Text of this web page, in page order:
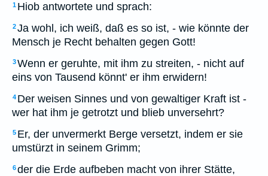
1 Hiob antwortete und sprach:
2Ja wohl, ich weiß, daß es so ist, - wie könnte der
Mensch je Recht behalten gegen Gott!
3Wenn er geruhte, mit ihm zu streiten, - nicht auf
eins von Tausend könnt' er ihm erwidern!
4 Der weisen Sinnes und von gewaltiger Kraft ist -
wer hat ihm je getrotzt und blieb unversehrt?
5 Er, der unvermerkt Berge versetzt, indem er sie
umstürzt in seinem Grimm;
6der die Erde aufbeben macht von ihrer Stätte,